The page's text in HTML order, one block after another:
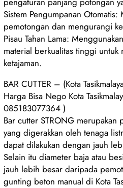
Sistem Pengumpanan
pemotongan dan mengurangi
Pisau Tahan Lama:
material berkualitas tinggi untuk
ketajaman.
BAR CUTTER – (Kota
Harga Bisa Nego Kota
085183077364 )
Bar cutter STRONG merupakan
yang digerakkan oleh tenaga
dapat dilakukan dengan jauh
Selain itu diameter baja atau
jauh lebih besar daripada
gunting beton manual di Kota